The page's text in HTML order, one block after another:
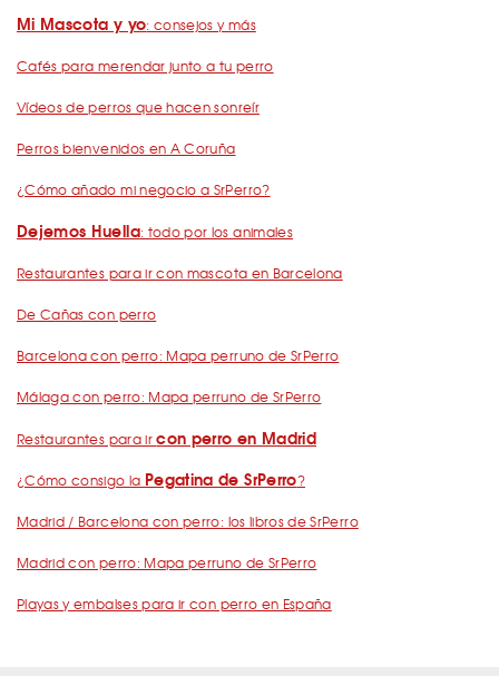
Mi Mascota y yo: consejos y más
Cafés para merendar junto a tu perro
Vídeos de perros que hacen sonreír
Perros bienvenidos en A Coruña
¿Cómo añado mi negocio a SrPerro?
Dejemos Huella: todo por los animales
Restaurantes para ir con mascota en Barcelona
De Cañas con perro
Barcelona con perro: Mapa perruno de SrPerro
Málaga con perro: Mapa perruno de SrPerro
Restaurantes para ircon perro en Madrid
¿Cómo consigo la Pegatina de SrPerro?
Madrid / Barcelona con perro: los libros de SrPerro
Madrid con perro: Mapa perruno de SrPerro
Playas y embalses para ir con perro en España